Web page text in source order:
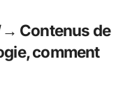
Contenus de
comment